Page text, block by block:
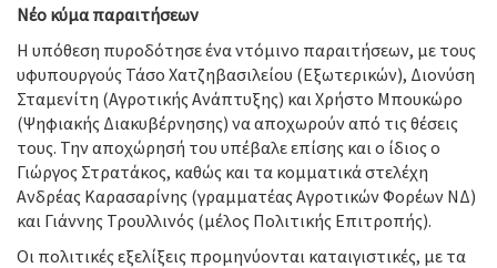
Νέο κύμα παραιτήσεων
Η υπόθεση πυροδότησε ένα ντόμινο παραιτήσεων, με τους
υφυπουργούς Τάσο Χατζηβασιλείου (Εξωτερικών), Διονύση
Σταμενίτη (Αγροτικής Ανάπτυξης) και Χρήστο Μπουκώρο
(Ψηφιακής Διακυβέρνησης) να αποχωρούν από τις θέσεις
τους. Την αποχώρησή του υπέβαλε επίσης και ο ίδιος ο
Γιώργος Στρατάκος, καθώς και τα κομματικά στελέχη
Ανδρέας Καρασαρίνης (γραμματέας Αγροτικών Φορέων ΝΔ)
και Γιάννης Τρουλλινός (μέλος Πολιτικής Επιτροπής).
Οι πολιτικές εξελίξεις προμηνύονται καταιγιστικές, με τα